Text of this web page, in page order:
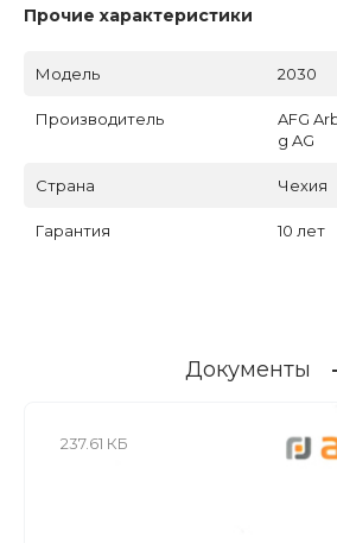
Прочие характеристики
Модель 2030
Производитель
AFG
g AG
Страна Чехия
Гарантия 10 лет
Документы
237.61 КБ